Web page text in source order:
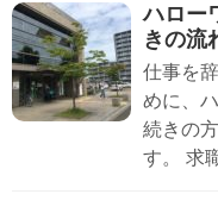
ハロー
きの流
仕事を
めに、
続きの
す。 求